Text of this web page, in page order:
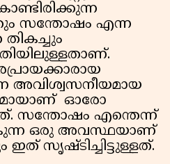
സന്തോഷം എന്ന
അവിശ്വസനീയമായ
ഓരോ
സന്തോഷം എന്തെന്ന്
ഒരു അവസ്ഥയാണ്
സൃഷ്ടിച്ചിട്ടുള്ളത്.